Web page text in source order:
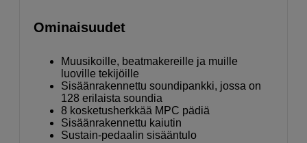
Ominaisuudet
Muusikoille, beatmakereille ja muille
luoville tekijöille
Sisäänrakennettu soundipankki, jossa on
128 erilaista soundia
8 kosketusherkkää MPC pädiä
Sisäänrakennettu kaiutin
Sustain-pedaalin sisääntulo